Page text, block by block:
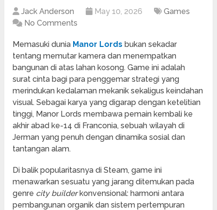
Jack Anderson May 10, 2026
Games
No Comments
Memasuki dunia Manor Lords bukan sekadar
tentang memutar kamera dan menempatkan
bangunan di atas lahan kosong. Game ini adalah
surat cinta bagi para penggemar strategi yang
merindukan kedalaman mekanik sekaligus keindahan
visual. Sebagai karya yang digarap dengan ketelitian
tinggi, Manor Lords membawa pemain kembali ke
akhir abad ke-14 di Franconia, sebuah wilayah di
Jerman yang penuh dengan dinamika sosial dan
tantangan alam.
Di balik popularitasnya di Steam, game ini
menawarkan sesuatu yang jarang ditemukan pada
genre city builderkonvensional: harmoni antara
pembangunan organik dan sistem pertempuran